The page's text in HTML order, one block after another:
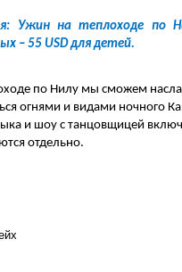
Ужин на теплоходе
– 55 USD для детей.
по Нилу мы сможем
огнями и видами ночного
и шоу с танцовщицей
отдельно.